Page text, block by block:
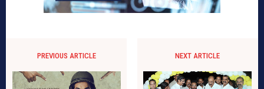
PREVIOUS ARTICLE NEXT ARTICLE